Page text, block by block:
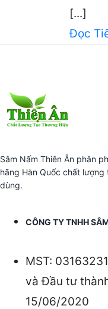
[...]
Đọc
Sâm Nấm Thiên Ân phân
hãng Hàn Quốc chất
dùng.
CÔNG TY TNHH
MST:
và Đầu tư
15/06/2020